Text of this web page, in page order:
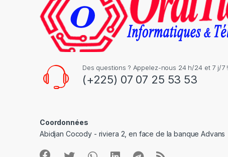
Des questions ? Appelez-nous 24 h/24 et 7 j/7 !
(+225) 07 07 25 53 53
Coordonnées
Abidjan Cocody - riviera 2, en face de la banque Advans